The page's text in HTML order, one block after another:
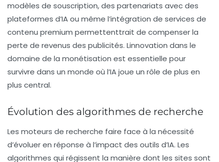
modèles de souscription, des partenariats avec des
plateformes d’IA ou même l’intégration de services de
contenu premium permettenttrait de compenser la
perte de revenus des publicités. Linnovation dans le
domaine de la monétisation est essentielle pour
survivre dans un monde où l’IA joue un rôle de plus en
plus central.
Évolution des algorithmes de recherche
Les moteurs de recherche faire face à la nécessité
d’évoluer en réponse à l’impact des outils d’IA. Les
algorithmes qui régissent la manière dont les sites sont